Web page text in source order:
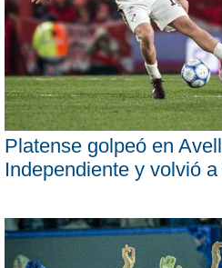
Platense golpeó en
Independiente y volvió